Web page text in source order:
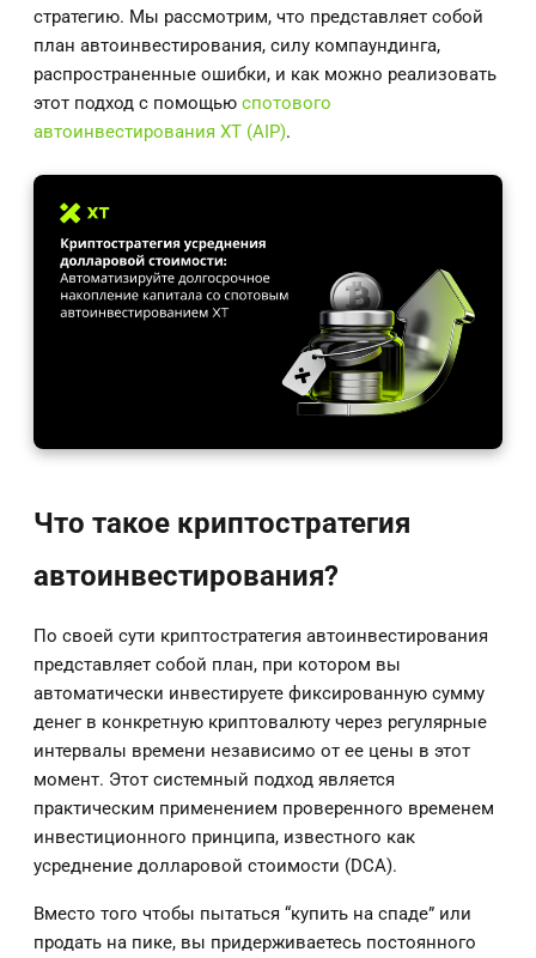
стратегию. Мы рассмотрим, что представляет собой
план автоинвестирования, силу компаундинга,
распространенные ошибки, и как можно реализовать
этот подход с помощью спотового
автоинвестирования XT (AIP).
Что такое криптостратегия
автоинвестирования?
По своей сути криптостратегия автоинвестирования
представляет собой план, при котором вы
автоматически инвестируете фиксированную сумму
денег в конкретную криптовалюту через регулярные
интервалы времени независимо от ее цены в этот
момент. Этот системный подход является
практическим применением проверенного временем
инвестиционного принципа, известного как
усреднение долларовой стоимости (DCA).
Вместо того чтобы пытаться “купить на спаде” или
продать на пике, вы придерживаетесь постоянного